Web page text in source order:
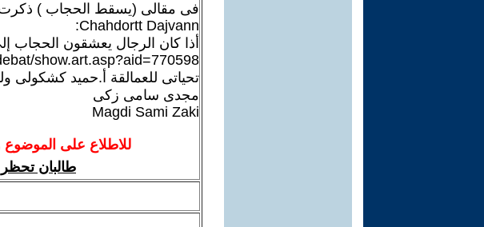
فى مقالى (يسقط الحجاب ) ذكرت
Chahdortt Dajvann:
أذا كان الرجال يعشقون الحجاب
show.art.asp?aid=770598
تحياتى للعمالقة أ.حميد كشكولى
مجدى سامى زكى
Magdi Sami Zaki
للاطلاع على الموضوع
طالبان